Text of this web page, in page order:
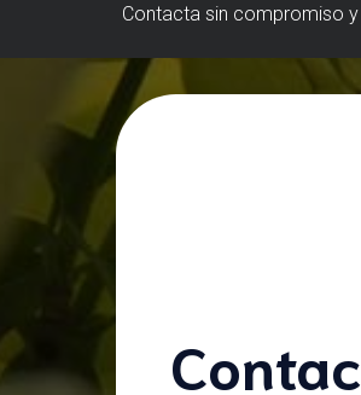
Contacta sin compromiso